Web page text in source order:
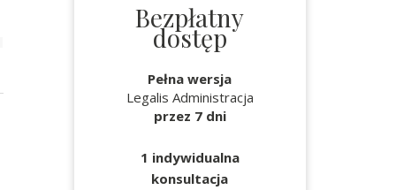
Bezpłatny
dostęp
Pełna wersja
Legalis Administracja
przez 7 dni
1 indywidualna
konsultacja